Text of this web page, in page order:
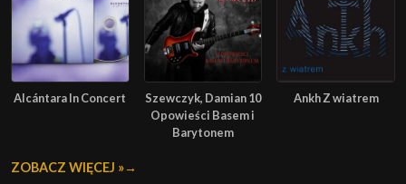
Alcántara In Concert
Szewczyk, Damian 10
Opowieści Basem i
Barytonem
Ankh Z wiatrem
ZOBACZ WIĘCEJ »